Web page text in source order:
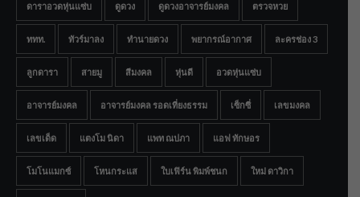
ดาราอวดหุ่นแซ่บ ดูดวง ดูดวงอาจารย์มงคล ตรวจหวย
ททท. ทัวร์มาลง ทำนายดวง พยากรณ์อากาศ ละครช่อง 3
ลูกดารา สายมู สีมงคล หุ่นดี อวดหุ่นแซ่บ
อาจารย์มงคล อาจารย์มงคล รอดเที่ยงธรรม เซ็กซี่ เลขมงคล
เลขเด็ด แตงโม นิดา แพท ณปภา แอฟ ทักษอร
โมโนแมกซ์ โหนกระแส ใบเฟิร์น พิมพ์ชนก ใหม่ ดาวิกา